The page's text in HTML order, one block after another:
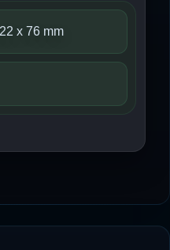
x 76 mm